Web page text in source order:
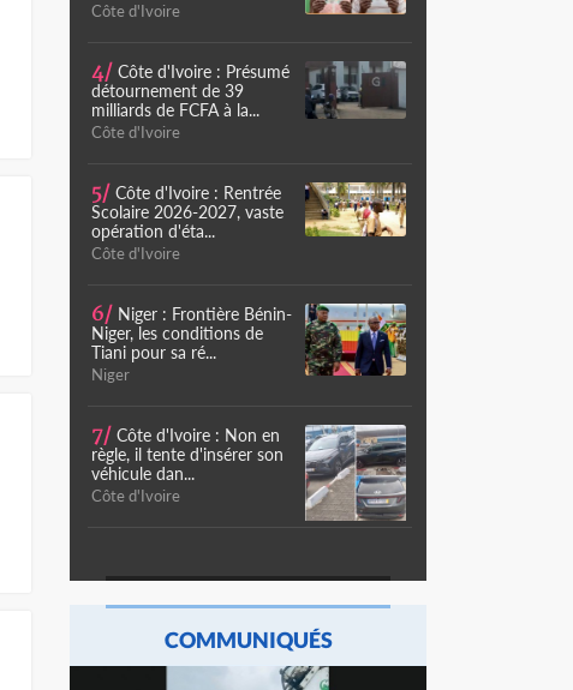
Côte d'Ivoire
4/ Côte d'Ivoire : Présumé
détournement de 39
milliards de FCFA à la...
Côte d'Ivoire
5/ Côte d'Ivoire : Rentrée
Scolaire 2026-2027, vaste
opération d'éta...
Côte d'Ivoire
6/ Niger : Frontière Bénin-
Niger, les conditions de
Tiani pour sa ré...
Niger
7/ Côte d'Ivoire : Non en
règle, il tente d'insérer son
véhicule dan...
Côte d'Ivoire
COMMUNIQUÉS